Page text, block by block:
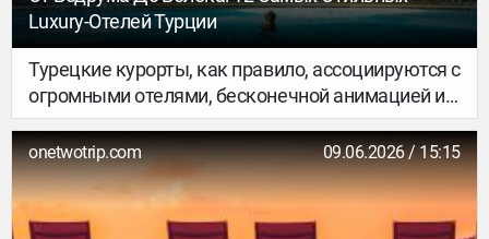
Luxury-Отелей Турции
Турецкие курорты, как правило, ассоциируются с
огромными отелями, бесконечной анимацией и
слишком шумным отдыхом. Но за пределами
этого существует и совсем другая Турция — с
приватными виллами у воды, современной
архитектурой, тихими бухтами,
гастрономическими ресторанами и отелями, где
onetwotrip.com 09.06.2026 / 15:15